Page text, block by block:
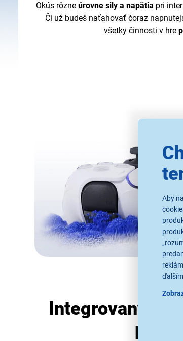
Aby
Okús rôzneúrovne sily a napätia pri
Či už budeš naťahovať čoraz
všetky činnosti v hre
Integrovaný
pre